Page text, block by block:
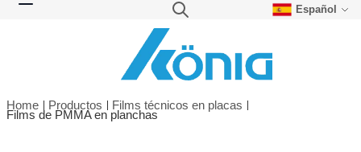
Español
Home Productos Films técnicos en placas
Films de PMMA en planchas